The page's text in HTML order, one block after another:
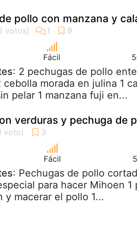
pollo con manzana y
Fácil
: 2 pechugas de pollo
cebolla morada en julina 1
pelar 1 manzana fuji en...
verduras y pechuga de
Fácil
: Pechugas de pollo
para hacer Mihoen
y macerar el pollo 1...